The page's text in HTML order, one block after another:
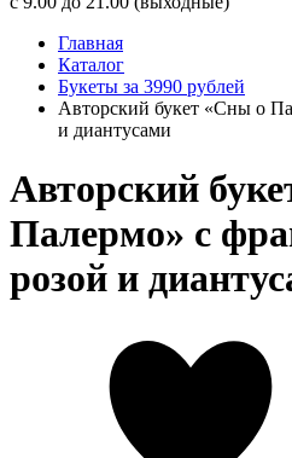
Главная
Каталог
Букеты за 3990 рублей
Авторский букет «Сны о
и диантусами
Авторский
Палермо» с
розой и